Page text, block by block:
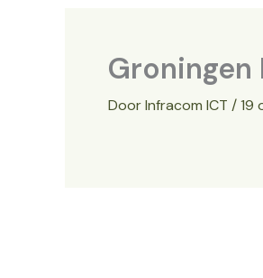
DoorInfracom ICT /19